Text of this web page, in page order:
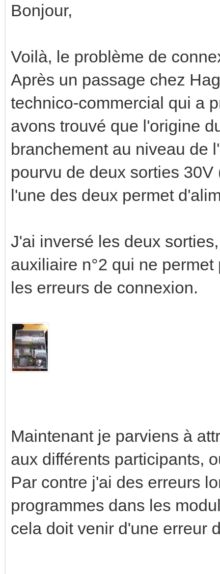
Bonjour,
Voilà, le problème de
Après un passage chez
technico-commercial qui a
avons trouvé que l'origine
branchement au niveau de
pourvu de deux sorties
l'une des deux permet
J'ai inversé les deux
auxiliaire n°2 qui ne
les erreurs de connexion.
Maintenant je parviens à
aux différents participants,
Par contre j'ai des erreurs
programmes dans les
cela doit venir d'une erreur